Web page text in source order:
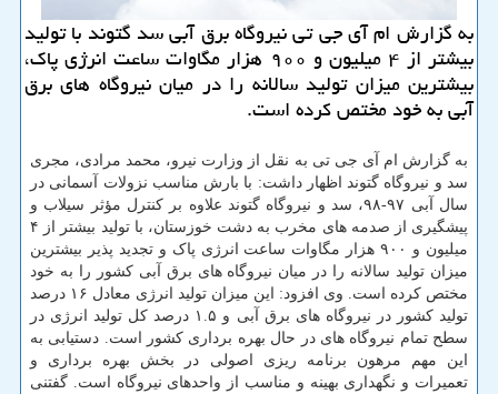
به گزارش ام آی جی تی نیروگاه برق آبی سد گتوند با تولید
بیشتر از ۴ میلیون و ۹۰۰ هزار مگاوات ساعت انرژی پاك،
بیشترین میزان تولید سالانه را در میان نیروگاه های برق
آبی به خود مختص كرده است.
به گزارش ام آی جی تی به نقل از وزارت نیرو، محمد مرادی، مجری
سد و نیروگاه گتوند اظهار داشت: با بارش مناسب نزولات آسمانی در
سال آبی ۹۷-۹۸، سد و نیروگاه گتوند علاوه بر کنترل مؤثر سیلاب و
پیشگیری از صدمه های مخرب به دشت خوزستان، با تولید بیشتر از ۴
میلیون و ۹۰۰ هزار مگاوات ساعت انرژی پاک و تجدید پذیر بیشترین
میزان تولید سالانه را در میان نیروگاه های برق آبی کشور را به خود
مختص کرده است. وی افزود: این میزان تولید انرژی معادل ۱۶ درصد
تولید کشور در نیروگاه های برق آبی و ۱.۵ درصد کل تولید انرژی در
سطح تمام نیروگاه های در حال بهره برداری کشور است. دستیابی به
این مهم مرهون برنامه ریزی اصولی در بخش بهره برداری و
تعمیرات و نگهداری بهینه و مناسب از واحدهای نیروگاه است. گفتنی